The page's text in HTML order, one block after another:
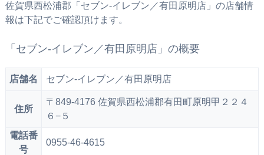
佐賀県西松浦郡「セブン‐イレブン／有田原明店」の店舗情
報は下記でご確認頂けます。
「セブン‐イレブン／有田原明店」の概要
店舗名 セブン‐イレブン／有田原明店
住所
〒849-4176 佐賀県西松浦郡有田町原明甲２２４
６−５
電話番
号
0955-46-4615